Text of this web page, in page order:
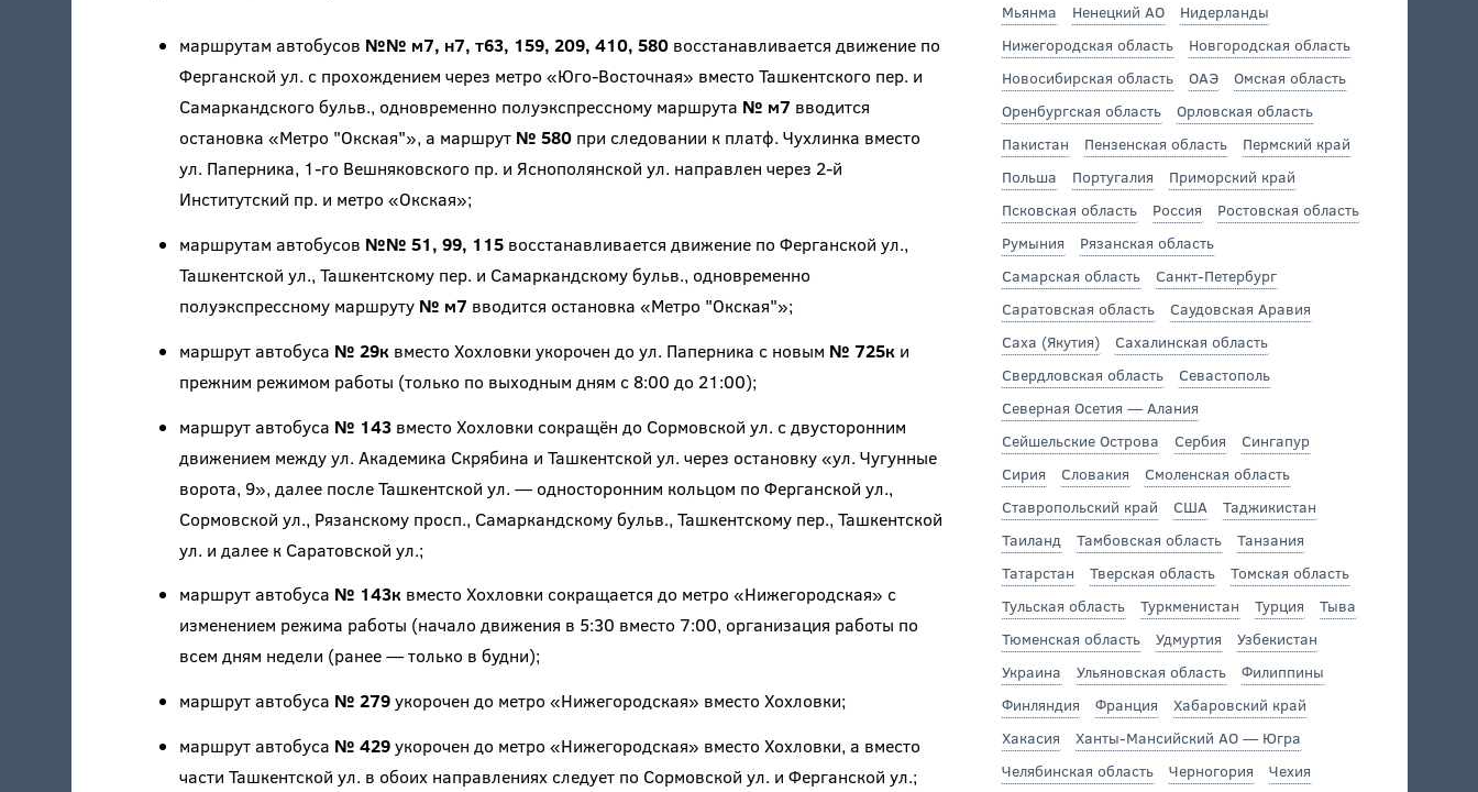
маршрутам автобусов №№ м7, н7, т63, 159, 209, 410, 580 восстанавливается движение по
Ферганской ул. с прохождением через метро «Юго-Восточная» вместо Ташкентского пер. и
Самаркандского бульв., одновременно полуэкспрессному маршрута № м7 вводится
остановка «Метро "Окская"», а маршрут № 580при следовании к платф. Чухлинка вместо
ул. Паперника, 1-го Вешняковского пр. и Яснополянской ул. направлен через 2-й
Институтский пр. и метро «Окская»;
маршрутам автобусов №№ 51, 99, 115восстанавливается движение по Ферганской ул.,
Ташкентской ул., Ташкентскому пер. и Самаркандскому бульв., одновременно
полуэкспрессному маршруту № м7 вводится остановка «Метро "Окская"»;
маршрут автобуса № 29к вместо Хохловки укорочен до ул. Паперника с новым № 725к и
прежним режимом работы (только по выходным дням с 8:00 до 21:00);
маршрут автобуса № 143вместо Хохловки сокращён до Сормовской ул. с двусторонним
движением между ул. Академика Скрябина и Ташкентской ул. через остановку «ул. Чугунные
ворота, 9», далее после Ташкентской ул. — односторонним кольцом по Ферганской ул.,
Сормовской ул., Рязанскому просп., Самаркандскому бульв., Ташкентскому пер., Ташкентской
ул. и далее к Саратовской ул.;
маршрут автобуса № 143квместо Хохловки сокращается до метро «Нижегородская» с
изменением режима работы (начало движения в 5:30 вместо 7:00, организация работы по
всем дням недели (ранее — только в будни);
маршрут автобуса № 279укорочен до метро «Нижегородская» вместо Хохловки;
маршрут автобуса № 429укорочен до метро «Нижегородская» вместо Хохловки, а вместо
части Ташкентской ул. в обоих направлениях следует по Сормовской ул. и Ферганской ул.;
Мьянма
Ненецкий АО
Нидерланды
Нижегородская область
Новгородская область
Новосибирская область
ОАЭ
Омская область
Оренбургская область
Орловская область
Пакистан
Пензенская область
Пермский край
Польша
Португалия
Приморский край
Псковская область
Россия
Ростовская область
Румыния
Рязанская область
Самарская область
Санкт-Петербург
Саратовская область
Саудовская Аравия
Саха (Якутия)
Сахалинская область
Свердловская область
Севастополь
Северная Осетия — Алания
Сейшельские Острова
Сербия
Сингапур
Сирия
Словакия
Смоленская область
Ставропольский край
США
Таджикистан
Таиланд
Тамбовская область
Танзания
Татарстан
Тверская область
Томская область
Тульская область
Туркменистан Турция
Тыва
Тюменская область
Удмуртия
Узбекистан
Украина
Ульяновская область
Филиппины
Финляндия
Франция
Хабаровский край
Хакасия
Ханты-Мансийский АО — Югра
Челябинская область
Черногория
Чехия